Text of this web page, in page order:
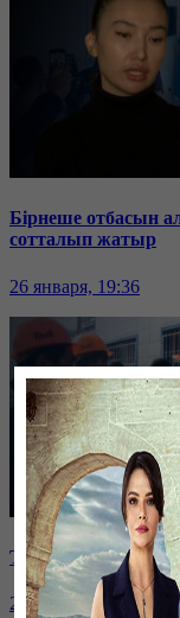
Бірнеше отбасын
сотталып жатыр
26 января, 19:36
Таразда ТЭЦ
26 января, 19:36